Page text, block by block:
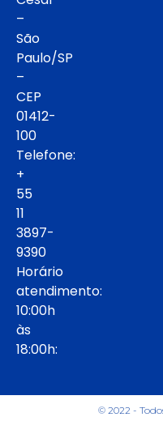
–
São
Paulo/SP
–
CEP
01412-
100
Telefone:
+
55
11
3897-
9390
Horário
atendimento:
10:00h
às
18:00h:
© 2022 -